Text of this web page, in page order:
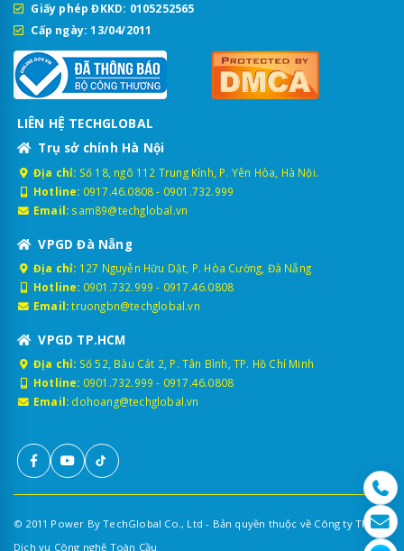
Giấy phép ĐKKD: 0105252565
Cấp ngày: 13/04/2011
LIÊN HỆ TECHGLOBAL
Trụ sở chính Hà Nội
Địa chỉ: Số 18, ngõ 112 Trung Kính, P. Yên Hòa, Hà Nội.
Hotline: 0917.46.0808- 0901.732.999
Email: sam89@techglobal.vn
VPGD Đà Nẵng
Địa chỉ: 127 Nguyễn Hữu Dật, P. Hòa Cường, Đà Nẵng
Hotline: 0901.732.999 - 0917.46.0808
Email: truongbn@techglobal.vn
VPGD TP.HCM
Địa chỉ: Số 52, Bàu Cát 2, P. Tân Bình, TP. Hồ Chí Minh
Hotline: 0901.732.999 - 0917.46.0808
Email: dohoang@techglobal.vn
© 2011 Power By TechGlobal Co., Ltd - Bản quyền thuộc về Công ty TNHH
Dịch vụ Công nghệ Toàn Cầu